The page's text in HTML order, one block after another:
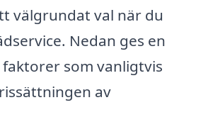
välgrundat val när du
Nedan ges en
som vanligtvis
av